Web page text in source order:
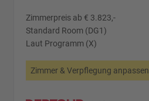
Zimmerpreis ab € 3.823,-
Standard Room (DG1)
Laut Programm (X)
Zimmer & Verpflegung anpassen